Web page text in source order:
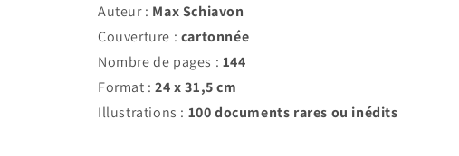
Auteur : Max Schiavon
Couverture : cartonnée
Nombre de pages : 144
Format :24 x 31,5 cm
Illustrations : 100 documents rares ou inédits